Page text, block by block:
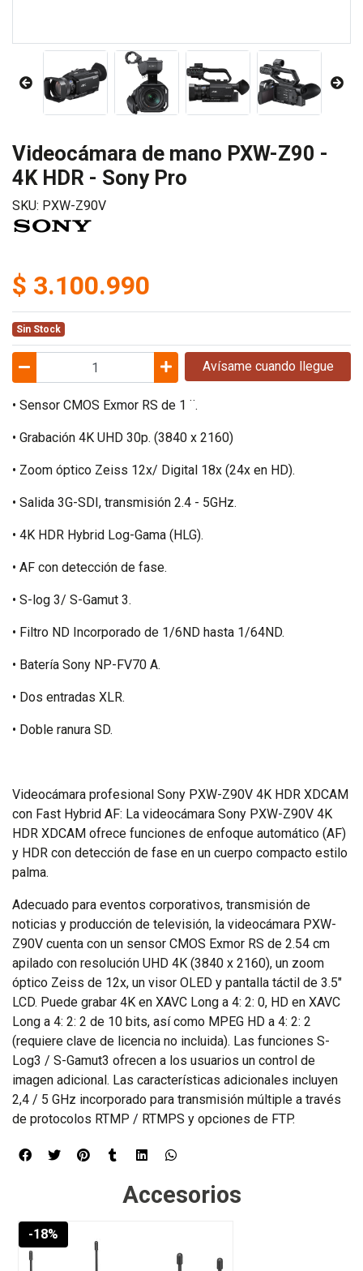
Videocámara de mano PXW-Z90 -
4K HDR - Sony Pro
SKU: PXW-Z90V
$ 3.100.990
Sin Stock
Avísame cuando llegue
• Sensor CMOS Exmor RS de 1 ¨.
• Grabación 4K UHD 30p. (3840 x 2160)
• Zoom óptico Zeiss 12x/ Digital 18x (24x en HD).
• Salida 3G-SDI, transmisión 2.4 - 5GHz.
• 4K HDR Hybrid Log-Gama (HLG).
• AF con detección de fase.
• S-log 3/ S-Gamut 3.
• Filtro ND Incorporado de 1/6ND hasta 1/64ND.
• Batería Sony NP-FV70 A.
• Dos entradas XLR.
• Doble ranura SD.
Videocámara profesional Sony PXW-Z90V 4K HDR XDCAM
con Fast Hybrid AF: La videocámara Sony PXW-Z90V 4K
HDR XDCAM ofrece funciones de enfoque automático (AF)
y HDR con detección de fase en un cuerpo compacto estilo
palma.
Adecuado para eventos corporativos, transmisión de
noticias y producción de televisión, la videocámara PXW-
Z90V cuenta con un sensor CMOS Exmor RS de 2.54 cm
apilado con resolución UHD 4K (3840 x 2160), un zoom
óptico Zeiss de 12x, un visor OLED y pantalla táctil de 3.5"
LCD. Puede grabar 4K en XAVC Long a 4: 2: 0, HD en XAVC
Long a 4: 2: 2 de 10 bits, así como MPEG HD a 4: 2: 2
(requiere clave de licencia no incluida). Las funciones S-
Log3 / S-Gamut3 ofrecen a los usuarios un control de
imagen adicional. Las características adicionales incluyen
2,4 / 5 GHz incorporado para transmisión múltiple a través
de protocolos RTMP / RTMPS y opciones de FTP.
Accesorios
-18%